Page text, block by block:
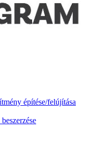
építése/felújítása